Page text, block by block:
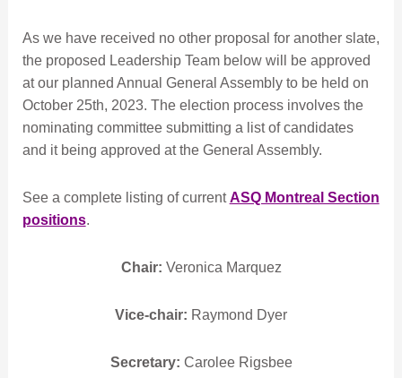
As we have received no other proposal for another slate,
the proposed Leadership Team below will be approved
at our planned Annual General Assembly to be held on
October 25th, 2023. The election process involves the
nominating committee submitting a list of candidates
and it being approved at the General Assembly.
See a complete listing of currentASQ Montreal Section
positions.
Chair: Veronica Marquez
Vice-chair: Raymond Dyer
Secretary: Carolee Rigsbee